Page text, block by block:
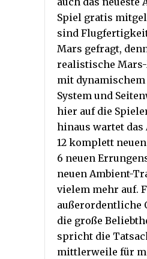
Spiel gratis
sind
Mars gefragt,
realistische
mit
System und
hier auf die
hinaus wartet das
12 komplett
6 neuen
neuen Ambient-
vielem mehr auf.
außerordentliche
die große
spricht die
mittlerweile für